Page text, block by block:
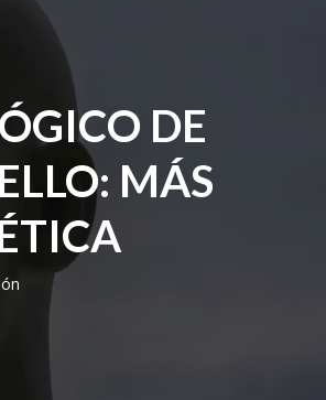
DE
MÁS